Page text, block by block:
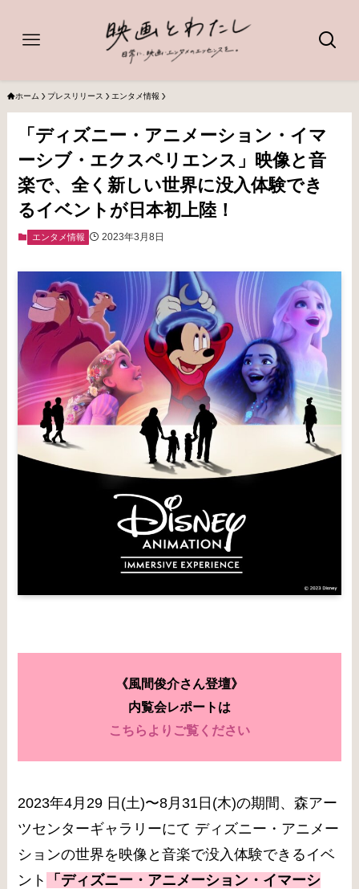
ホーム プレスリリース エンタメ情報
「ディズニー・アニメーション・イマ
ーシブ・エクスペリエンス」映像と音
楽で、全く新しい世界に没入体験でき
るイベントが日本初上陸！
エンタメ情報 2023年3月8日
《風間俊介さん登壇》
内覧会レポートは
こちらよりご覧ください
2023年4月29 日(土)〜8月31日(木)の期間、森アー
ツセンターギャラリーにて ディズニー・アニメー
ションの世界を映像と音楽で没入体験できるイベ
ント
「ディズニー・アニメーション・イマーシ